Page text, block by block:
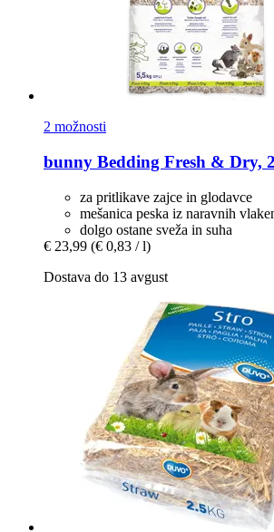
2 možnosti
bunny Bedding Fresh & Dry,
za pritlikave zajce in glodavce
mešanica peska iz naravnih
dolgo ostane sveža in suha
€ 23,99 (€ 0,83 / l)
Dostava do 13 avgust